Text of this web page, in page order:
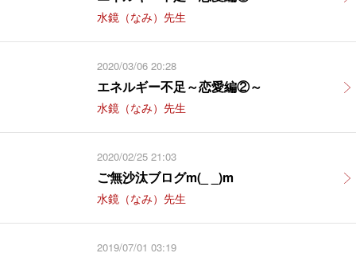
水鏡（なみ）先生
2020/03/06 20:28
エネルギー不足～恋愛編②～
水鏡（なみ）先生
2020/02/25 21:03
ご無沙汰ブログm(_ _)m
水鏡（なみ）先生
2019/07/01 03:19